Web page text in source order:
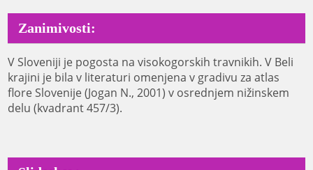
Zanimivosti:
V Sloveniji je pogosta na visokogorskih travnikih. V Beli
krajini je bila v literaturi omenjena v gradivu za atlas
flore Slovenije (Jogan N., 2001) v osrednjem nižinskem
delu (kvadrant 457/3).